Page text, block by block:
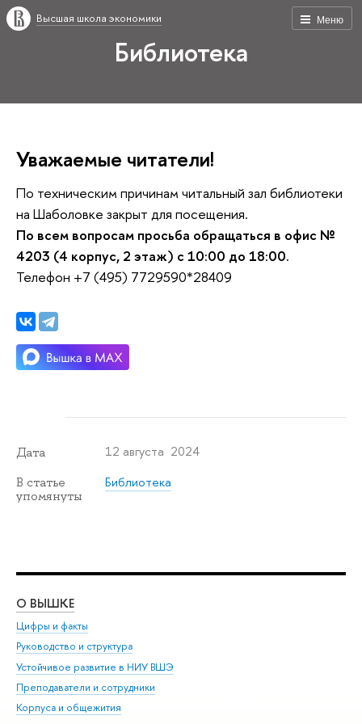
Меню
Высшая школа экономики
Библиотека
Уважаемые читатели!
По техническим причинам читальный зал библиотеки
на Шаболовке закрыт для посещения.
По всем вопросам просьба обращаться в офис №
4203 (4 корпус, 2 этаж) с 10:00 до 18:00.
Телефон +7 (495) 7729590*28409
Дата 12 августа 2024
В статье
упомянуты
Библиотека
О ВЫШКЕ
Цифры и факты
Руководство и структура
Устойчивое развитие в НИУ ВШЭ
Преподаватели и сотрудники
Корпуса и общежития